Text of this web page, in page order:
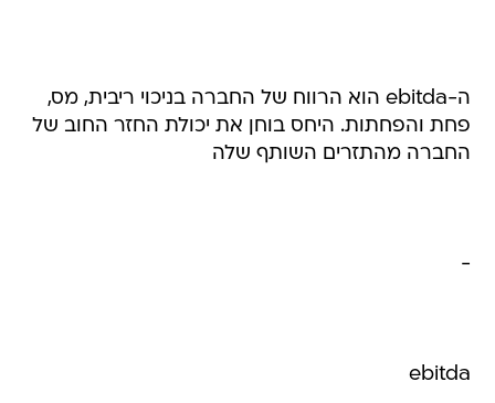
ה-ebitda הוא הרווח של החברה בניכוי ריבית, מס,
פחת והפחתות. היחס בוחן את יכולת החזר החוב של
החברה מהתזרים השותף שלה
-
ebitda